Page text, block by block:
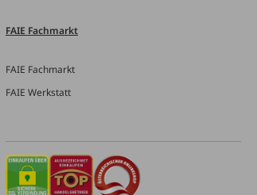
FAIE Fachmarkt
FAIE Fachmarkt
FAIE Werkstatt